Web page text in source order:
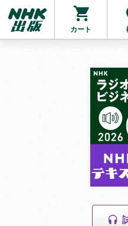
カート